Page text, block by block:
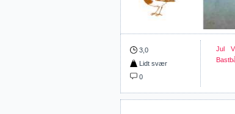
3,0
Lidt svær
0
Jul